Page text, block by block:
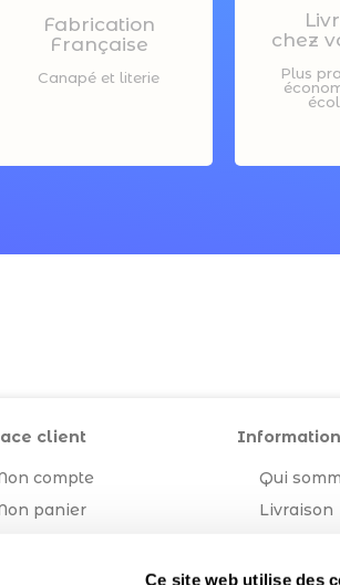
Ce site web utilise des
Fabrication
Française
Canapé et literie
chez
Plus
client
compte
panier
Qui
Livraison
CGV